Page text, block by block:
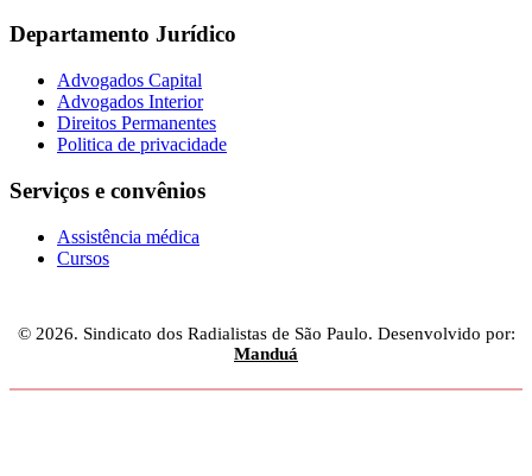
Departamento Jurídico
Advogados Capital
Advogados Interior
Direitos Permanentes
Politica de privacidade
Serviços e convênios
Assistência médica
Cursos
© 2026. Sindicato dos Radialistas de São Paulo. Desenvolvido por:
Manduá